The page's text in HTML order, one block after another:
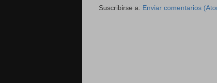
Suscribirse a: Enviar comentarios